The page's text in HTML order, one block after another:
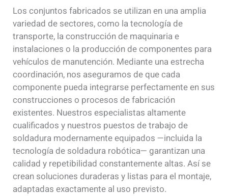
Los conjuntos fabricados se utilizan en una amplia
variedad de sectores, como la tecnología de
transporte, la construcción de maquinaria e
instalaciones o la producción de componentes para
vehículos de manutención. Mediante una estrecha
coordinación, nos aseguramos de que cada
componente pueda integrarse perfectamente en sus
construcciones o procesos de fabricación
existentes. Nuestros especialistas altamente
cualificados y nuestros puestos de trabajo de
soldadura modernamente equipados —incluida la
tecnología de soldadura robótica— garantizan una
calidad y repetibilidad constantemente altas. Así se
crean soluciones duraderas y listas para el montaje,
adaptadas exactamente al uso previsto.